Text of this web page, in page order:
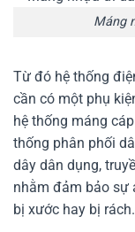
Máng
Từ đó hệ thống
cần có một phụ
hệ thống máng
thống phân phối
dây dân dụng,
nhằm đảm bảo sự
bị xước hay bị rách.